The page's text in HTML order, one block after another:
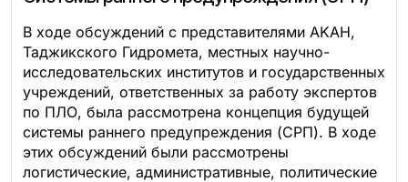
В ходе обсуждений с представителями AKAH,
Таджикского Гидромета, местных научно-
исследовательских институтов и государственных
учреждений, ответственных за работу экспертов
по ПЛО, была рассмотрена концепция будущей
системы раннего предупреждения (СРП). В ходе
этих обсуждений были рассмотрены
логистические, административные, политические